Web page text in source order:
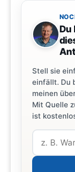
Du
Stell sie
einfällt. Du
meinen
Mit Quelle
ist